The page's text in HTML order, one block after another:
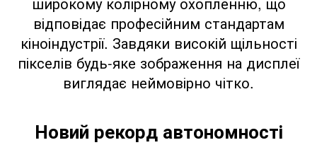
відповідає професійним стандартам
кіноіндустрії. Завдяки високій щільності
пікселів будь-яке зображення на дисплеї
виглядає неймовірно чітко.
Новий рекорд автономності